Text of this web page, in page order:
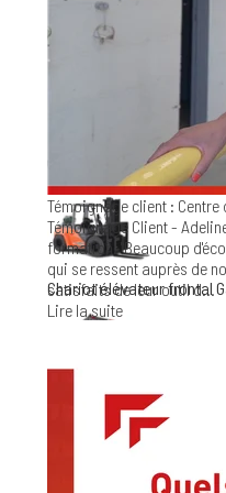
Chariot élévateur frontal
Chariot élévateur frontal
Chariot élévateur frontal
Chariot élévateur frontal
Témoignage client :
Témoignage Client -
formation. "Beaucoup
qui se ressent auprès de
satisfaits de leur outil d...
Lire la suite